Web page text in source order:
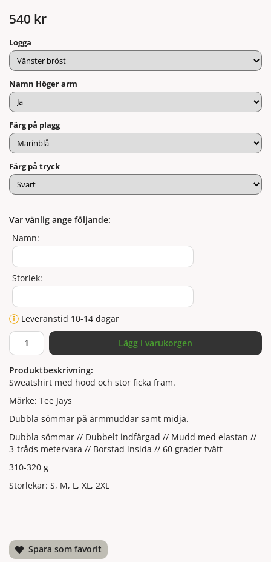
540 kr
Logga
Namn Höger arm
Färg på plagg
Färg på tryck
Var vänlig ange följande:
Namn:
Storlek:
Leveranstid 10-14 dagar
Lägg i varukorgen
Produktbeskrivning:
Sweatshirt med hood och stor ficka fram.
Märke: Tee Jays
Dubbla sömmar på ärmmuddar samt midja.
Dubbla sömmar // Dubbelt indfärgad // Mudd med elastan //
3-tråds metervara // Borstad insida // 60 grader tvätt
310-320 g
Storlekar: S, M, L, XL, 2XL
Spara som favorit